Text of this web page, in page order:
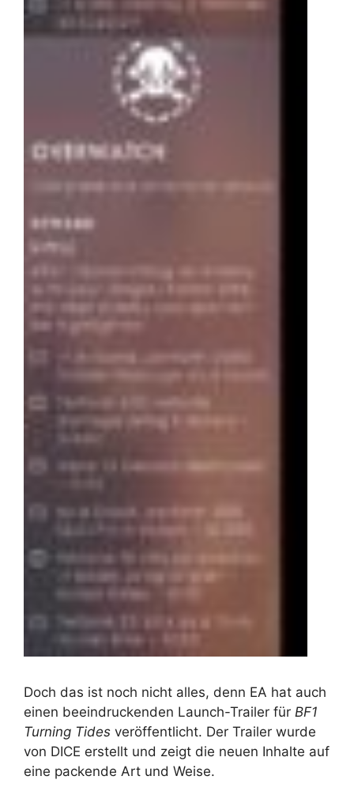
Doch das ist noch nicht alles, denn EA hat auch
einen beeindruckenden Launch-Trailer für BF1
Turning Tides veröffentlicht. Der Trailer wurde
von DICE erstellt und zeigt die neuen Inhalte auf
eine packende Art und Weise.